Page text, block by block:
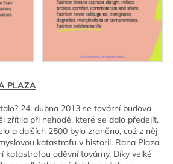
PLAZA
24. dubna 2013 se tovární budova
zřítila při nehodě, které se dalo předejít.
a dalších 2500 bylo zraněno, což z něj
katastrofu v historii. Rana Plaza
katastrofou oděvní továrny. Díky velké